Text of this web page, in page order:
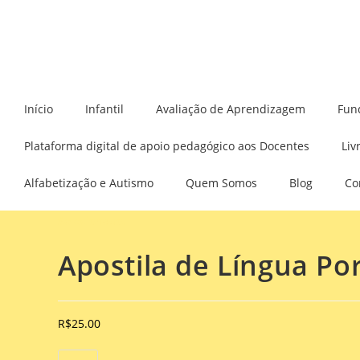
Início Infantil Avaliação de Aprendizagem
Plataforma digital de apoio pedagógico aos Docentes
Alfabetização e Autismo Quem Somos Blog
Apostila de Língua
R$25.00